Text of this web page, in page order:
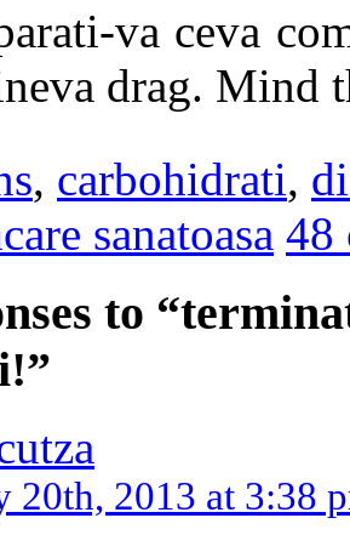
va ceva
drag. Mind
, carbohidrati,
sanatoasa 48
to
20th, 2013 at 3:38